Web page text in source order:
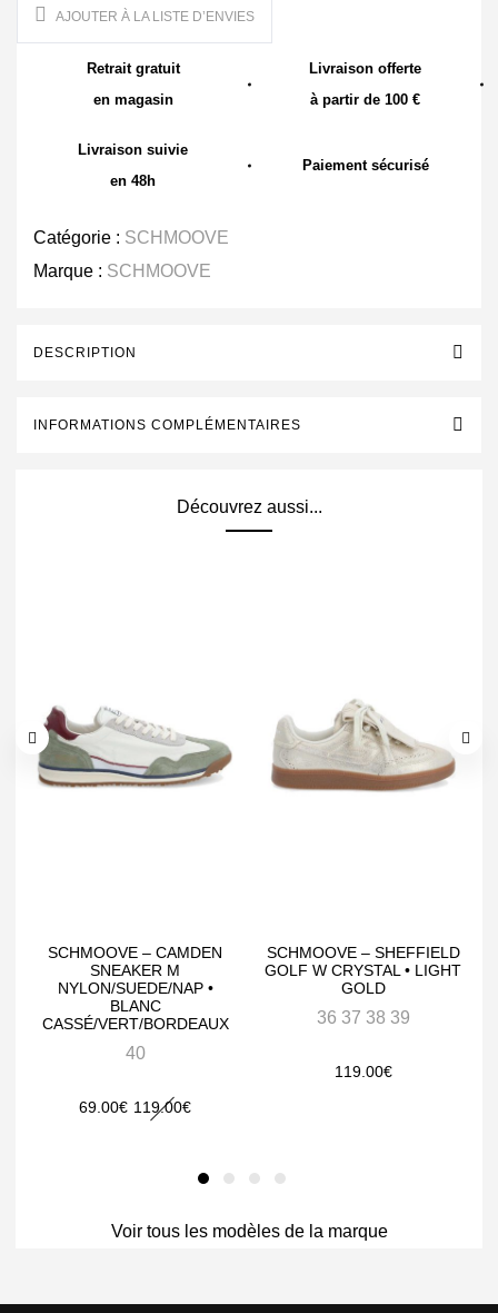
AJOUTER À LA LISTE D’ENVIES
Retrait gratuit
en magasin
Livraison offerte
à partir de 100 €
Livraison suivie
en 48h
Paiement sécurisé
Catégorie : SCHMOOVE
Marque : SCHMOOVE
DESCRIPTION
INFORMATIONS COMPLÉMENTAIRES
Découvrez aussi...
SCHMOOVE – CAMDEN
SNEAKER M
NYLON/SUEDE/NAP •
BLANC
CASSÉ/VERT/BORDEAUX
40
119.00€
Le
119.00€.
69.00€ Le
69.00€.
SCHMOOVE – SHEFFIELD
GOLF W CRYSTAL • LIGHT
GOLD
36 37 38 39
119.00€
Voir tous les modèles de la marque